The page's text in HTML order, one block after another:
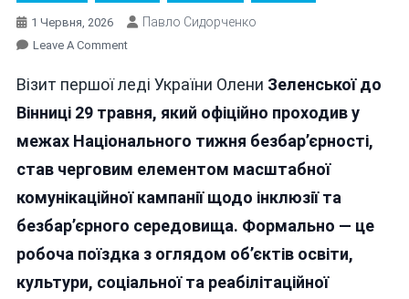
1 Червня, 2026 Павло Сидорченко
Leave A CommentOn
Як
Майданчик
Піару:
Що
Насправді
Візит
Олени
Зеленської
Візит першої леді України Олени Зеленської до
Вінниці 29 травня, який офіційно проходив у
межах Національного тижня безбар’єрності,
став черговим елементом масштабної
комунікаційної кампанії щодо інклюзії та
безбар’єрного середовища. Формально — це
робоча поїздка з оглядом об’єктів освіти,
культури, соціальної та реабілітаційної